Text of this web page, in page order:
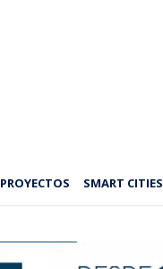
PROYECTOS SMART CITIES